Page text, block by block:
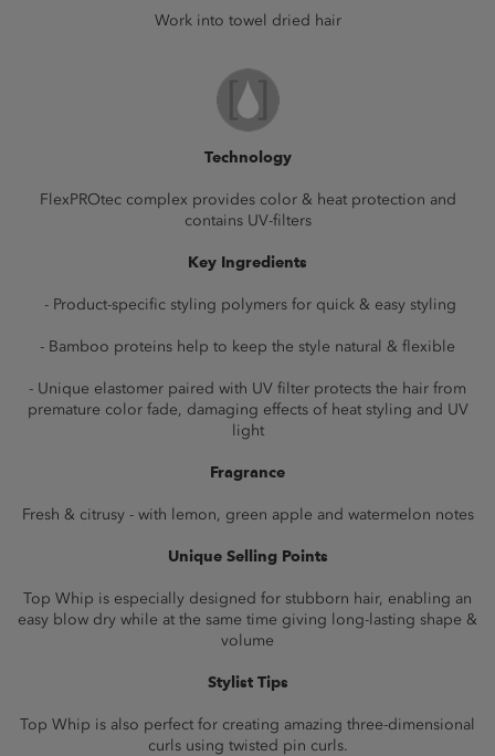
Work into towel dried hair
Technology
FlexPROtec complex provides color & heat protection and
contains UV-filters
Key Ingredients
- Product-specific styling polymers for quick & easy styling
- Bamboo proteins help to keep the style natural & flexible
- Unique elastomer paired with UV filter protects the hair from
premature color fade, damaging effects of heat styling and UV
light
Fragrance
Fresh & citrusy - with lemon, green apple and watermelon notes
Unique Selling Points
Top Whip is especially designed for stubborn hair, enabling an
easy blow dry while at the same time giving long-lasting shape &
volume
Stylist Tips
Top Whip is also perfect for creating amazing three-dimensional
curls using twisted pin curls.